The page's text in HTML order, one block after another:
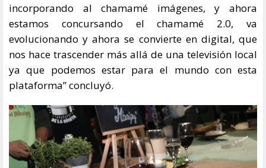
incorporando al chamamé imágenes, y ahora
estamos concursando el chamamé 2.0, va
evolucionando y ahora se convierte en digital, que
nos hace trascender más allá de una televisión local
ya que podemos estar para el mundo con esta
plataforma” concluyó.